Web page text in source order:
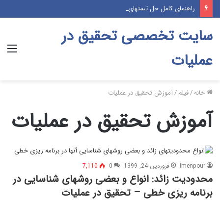
سایت تخصصی تحقیق در
عملیات
خانه/فیلم/آموزش تحقیق در عملیات
آموزش تحقیق در عملیات
imenpour فروردین 24, 1399 0
7,110
محدودیت زائد: انواع و بعضی روشهای شناسایی در
برنامه ریزی خطی – تحقیق در عملیات